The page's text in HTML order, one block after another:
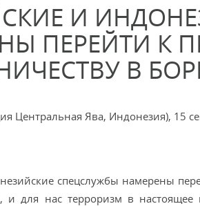
И
ПЕРЕЙТИ К
В
Центральная Ява, Индонезия), 15
спецслужбы намерены
и для нас терроризм в настоящее